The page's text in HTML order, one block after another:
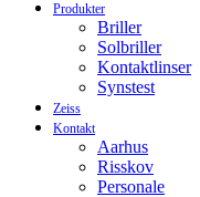
Produkter
Briller
Solbriller
Kontaktlinser
Synstest
Zeiss
Kontakt
Aarhus
Risskov
Personale